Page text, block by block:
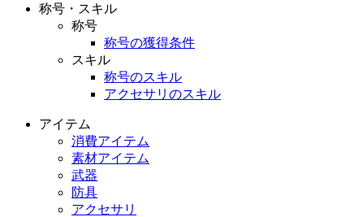
称号・スキル
称号
称号の獲得条件
スキル
称号のスキル
アクセサリのスキル
アイテム
消費アイテム
素材アイテム
武器
防具
アクセサリ